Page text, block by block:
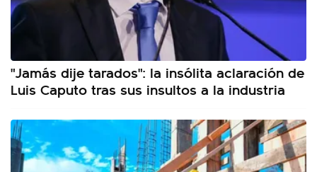
"Jamás dije tarados": la insólita aclaración de
Luis Caputo tras sus insultos a la industria